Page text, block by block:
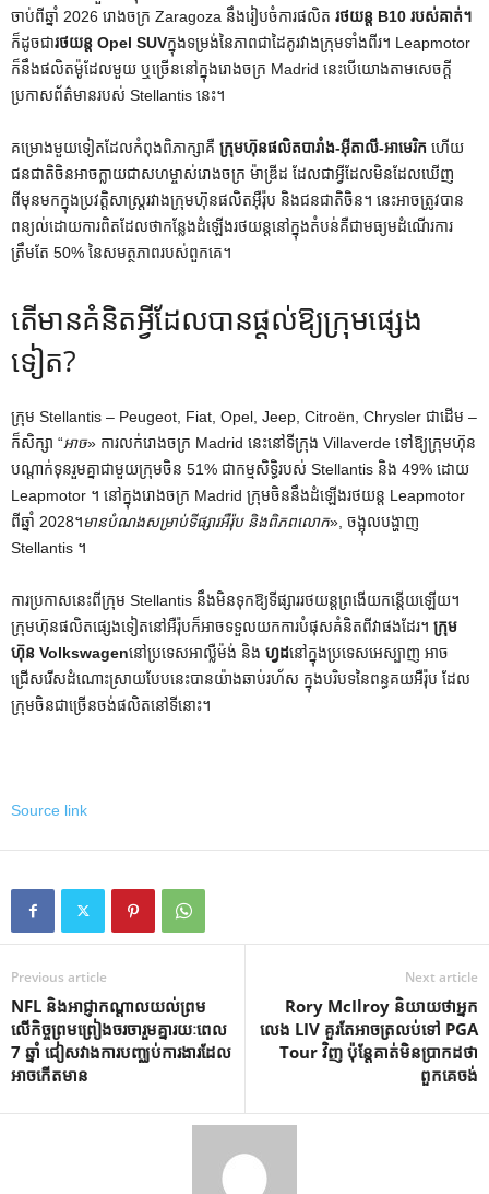
ចាប់ពីឆ្នាំ 2026 រោងចក្រ Zaragoza នឹងរៀបចំការផលិត រថយន្ត B10 របស់គាត់។
ក៏ដូចជារថយន្ត Opel SUVក្នុងទម្រង់នៃភាពជាដៃគូរវាងក្រុមទាំងពីរ។ Leapmotor
ក៏នឹងផលិតម៉ូដែលមួយ ឬច្រើននៅក្នុងរោងចក្រ Madrid នេះបើយោងតាមសេចក្តី
ប្រកាសព័ត៌មានរបស់ Stellantis នេះ។
គម្រោងមួយទៀតដែលកំពុងពិភាក្សាគឺ ក្រុមហ៊ុនផលិតបារាំង-អ៊ីតាលី-អាមេរិក ហើយ
ជនជាតិចិនអាចក្លាយជាសហម្ចាស់រោងចក្រ ម៉ាឌ្រីដ ដែលជាអ្វីដែលមិនដែលឃើញ
ពីមុនមកក្នុងប្រវត្តិសាស្ត្ររវាងក្រុមហ៊ុនផលិតអ៊ឺរ៉ុប និងជនជាតិចិន។ នេះអាចត្រូវបាន
ពន្យល់ដោយការពិតដែលថាកន្លែងដំឡើងរថយន្តនៅក្នុងតំបន់គឺជាមធ្យមដំណើរការ
ត្រឹមតែ 50% នៃសមត្ថភាពរបស់ពួកគេ។
តើ​មាន​គំនិត​អ្វី​ដែល​បាន​ផ្តល់​ឱ្យ​ក្រុម​ផ្សេង​
ទៀត?
ក្រុម Stellantis – Peugeot, Fiat, Opel, Jeep, Citroën, Chrysler ជាដើម –
ក៏សិក្សា “អាច» ការលក់រោងចក្រ Madrid នេះនៅទីក្រុង Villaverde ទៅឱ្យក្រុមហ៊ុន
បណ្តាក់ទុនរួមគ្នាជាមួយក្រុមចិន 51% ជាកម្មសិទ្ធិរបស់ Stellantis និង 49% ដោយ
Leapmotor ។ នៅ​ក្នុង​រោងចក្រ Madrid ក្រុម​ចិន​នឹង​ដំឡើង​រថយន្ត Leapmotor
ពី​ឆ្នាំ 2028។មានបំណងសម្រាប់ទីផ្សារអឺរ៉ុប និងពិភពលោក», ចង្អុលបង្ហាញ
Stellantis ។
ការប្រកាសនេះពីក្រុម Stellantis នឹងមិនទុកឱ្យទីផ្សាររថយន្តព្រងើយកន្តើយឡើយ។
ក្រុមហ៊ុនផលិតផ្សេងទៀតនៅអឺរ៉ុបក៏អាចទទួលយកការបំផុសគំនិតពីវាផងដែរ។ ក្រុម
ហ៊ុន Volkswagenនៅប្រទេសអាល្លឺម៉ង់ និង ហ្វដនៅក្នុងប្រទេសអេស្បាញ អាច
ជ្រើសរើសដំណោះស្រាយបែបនេះបានយ៉ាងឆាប់រហ័ស ក្នុងបរិបទនៃពន្ធគយអឺរ៉ុប ដែល
ក្រុមចិនជាច្រើនចង់ផលិតនៅទីនោះ។
Source link
Previous article
NFL និងអាជ្ញាកណ្តាលយល់ព្រម
លើកិច្ចព្រមព្រៀងចរចារួមគ្នារយៈពេល
7 ឆ្នាំ ជៀសវាងការបញ្ឈប់ការងារដែល
អាចកើតមាន
Next article
Rory McIlroy និយាយថាអ្នក
លេង LIV គួរតែអាចត្រលប់ទៅ PGA
Tour វិញ ប៉ុន្តែគាត់មិនប្រាកដថា
ពួកគេចង់